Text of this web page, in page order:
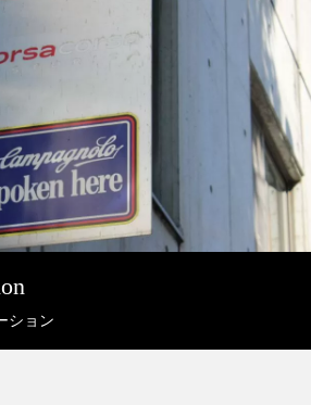
ション